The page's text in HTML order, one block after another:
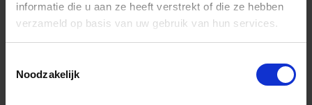
informatie die u aan ze heeft verstrekt of die ze hebben
verzameld op basis van uw gebruik van hun services.
Noodzakelijk
Onze verkoopspecialisten staan graag voor je klaar:
Di – Vr 09.00 – 18.00
Za 10.00 – 15.00
+31 (0) 478 - 69 11 63 Productaanvraag